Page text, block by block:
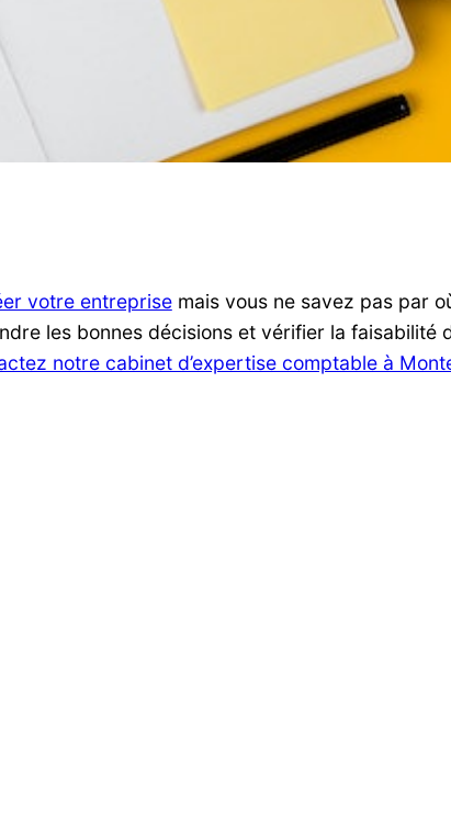
votre entreprisemais vous ne savez pas par
les bonnes décisions et vérifier la faisabilité
notre cabinet d’expertise comptable à